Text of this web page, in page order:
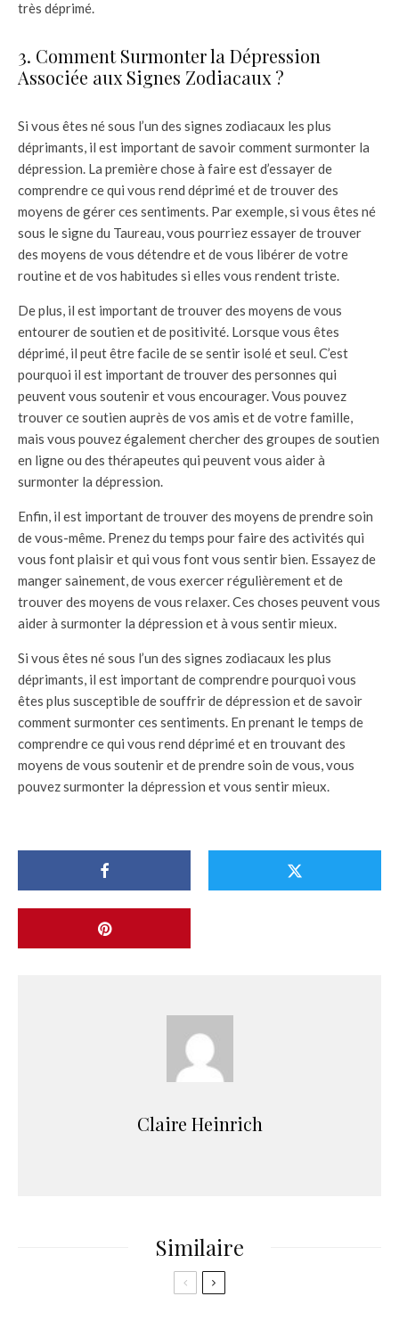
très déprimé.
3. Comment Surmonter la Dépression
Associée aux Signes Zodiacaux ?
Si vous êtes né sous l’un des signes zodiacaux les plus
déprimants, il est important de savoir comment surmonter la
dépression. La première chose à faire est d’essayer de
comprendre ce qui vous rend déprimé et de trouver des
moyens de gérer ces sentiments. Par exemple, si vous êtes né
sous le signe du Taureau, vous pourriez essayer de trouver
des moyens de vous détendre et de vous libérer de votre
routine et de vos habitudes si elles vous rendent triste.
De plus, il est important de trouver des moyens de vous
entourer de soutien et de positivité. Lorsque vous êtes
déprimé, il peut être facile de se sentir isolé et seul. C’est
pourquoi il est important de trouver des personnes qui
peuvent vous soutenir et vous encourager. Vous pouvez
trouver ce soutien auprès de vos amis et de votre famille,
mais vous pouvez également chercher des groupes de soutien
en ligne ou des thérapeutes qui peuvent vous aider à
surmonter la dépression.
Enfin, il est important de trouver des moyens de prendre soin
de vous-même. Prenez du temps pour faire des activités qui
vous font plaisir et qui vous font vous sentir bien. Essayez de
manger sainement, de vous exercer régulièrement et de
trouver des moyens de vous relaxer. Ces choses peuvent vous
aider à surmonter la dépression et à vous sentir mieux.
Si vous êtes né sous l’un des signes zodiacaux les plus
déprimants, il est important de comprendre pourquoi vous
êtes plus susceptible de souffrir de dépression et de savoir
comment surmonter ces sentiments. En prenant le temps de
comprendre ce qui vous rend déprimé et en trouvant des
moyens de vous soutenir et de prendre soin de vous, vous
pouvez surmonter la dépression et vous sentir mieux.
Claire Heinrich
Similaire